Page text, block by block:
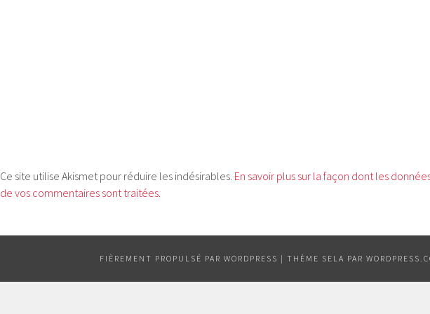
Ce site utilise Akismet pour réduire les indésirables. En savoir plus sur la façon dont les
de vos commentaires sont traitées.
FIÈREMENT PROPULSÉ PAR WORDPRESS | THÈME SELA PAR